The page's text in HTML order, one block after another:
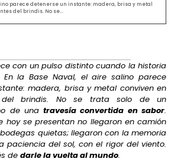
parece detenerse un instante: madera, brisa y metal
del brindis. No se...
con un pulso distinto cuando la historia
la Base Naval, el aire salino parece
madera, brisa y metal conviven en
del brindis. No se trata solo de un
de unatravesía convertida en sabor.
hoy se presentan no llegaron en camión
quietas; llegaron con la memoria
paciencia del sol, con el rigor del viento.
de darle la vuelta al mundo.